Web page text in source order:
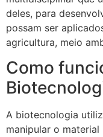
deles, para
possam ser
agricultura, meio
Como
A biotecnologia
manipular o